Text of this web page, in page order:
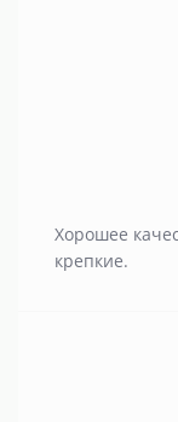
Хорошее
крепкие.